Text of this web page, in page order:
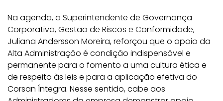
Na agenda, a Superintendente de Governança
Corporativa, Gestão de Riscos e Conformidade,
Juliana Andersson Moreira, reforçou que o apoio da
Alta Administração é condição indispensável e
permanente para o fomento a uma cultura ética e
de respeito às leis e para a aplicação efetiva do
Corsan Íntegra. Nesse sentido, cabe aos